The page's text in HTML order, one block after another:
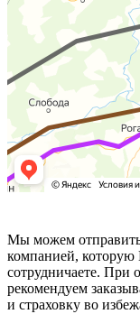
Мы можем
компанией,
сотрудничаете. При
рекомендуем
и страховку во